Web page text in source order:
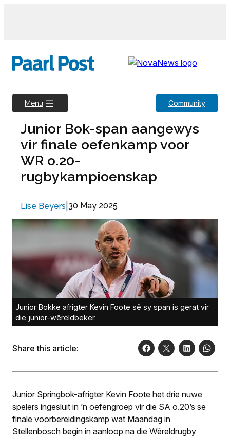
Menu Community
Junior Bok-span aangewys
vir finale oefenkamp voor
WR o.20-
rugbykampioenskap
Lise Beyers 30 May 2025
Junior Bokke afrigter Kevin Foote sê sy span is gerat vir
die junior-wêreldbeker.
Share this article:
Junior Springbok-afrigter Kevin Foote het drie nuwe
spelers ingesluit in ’n oefengroep vir die SA o.20’s se
finale voorbereidingskamp wat Maandag in
Stellenbosch begin in aanloop na die Wêreldrugby